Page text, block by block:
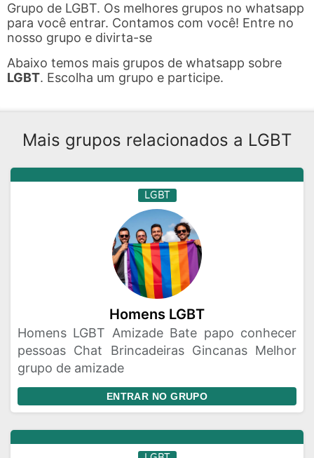
Grupo de LGBT. Os melhores grupos no whatsapp
para você entrar. Contamos com você! Entre no
nosso grupo e divirta-se
Abaixo temos mais grupos de whatsapp sobre
LGBT. Escolha um grupo e participe.
Mais grupos relacionados a LGBT
LGBT
Homens LGBT
Homens LGBT Amizade Bate papo conhecer
pessoas Chat Brincadeiras Gincanas Melhor
grupo de amizade
ENTRAR NO GRUPO